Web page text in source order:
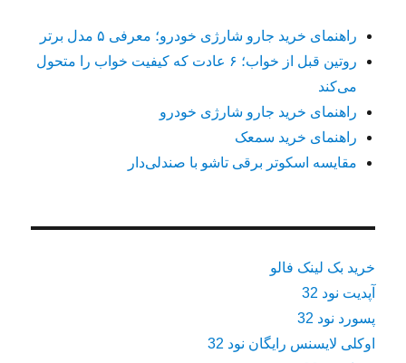
راهنمای خرید جارو شارژی خودرو؛ معرفی ۵ مدل برتر
روتین قبل از خواب؛ ۶ عادت که کیفیت خواب را متحول
می‌کند
راهنمای خرید جارو شارژی خودرو
راهنمای خرید سمعک
مقایسه اسکوتر برقی تاشو با صندلی‌دار
خرید بک لینک فالو
آپدیت نود 32
پسورد نود 32
اوکلی لایسنس رایگان نود 32